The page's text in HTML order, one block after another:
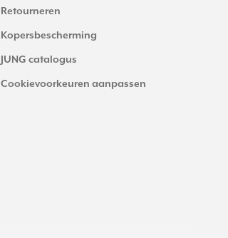
Retourneren
Kopersbescherming
JUNG catalogus
Cookievoorkeuren aanpassen